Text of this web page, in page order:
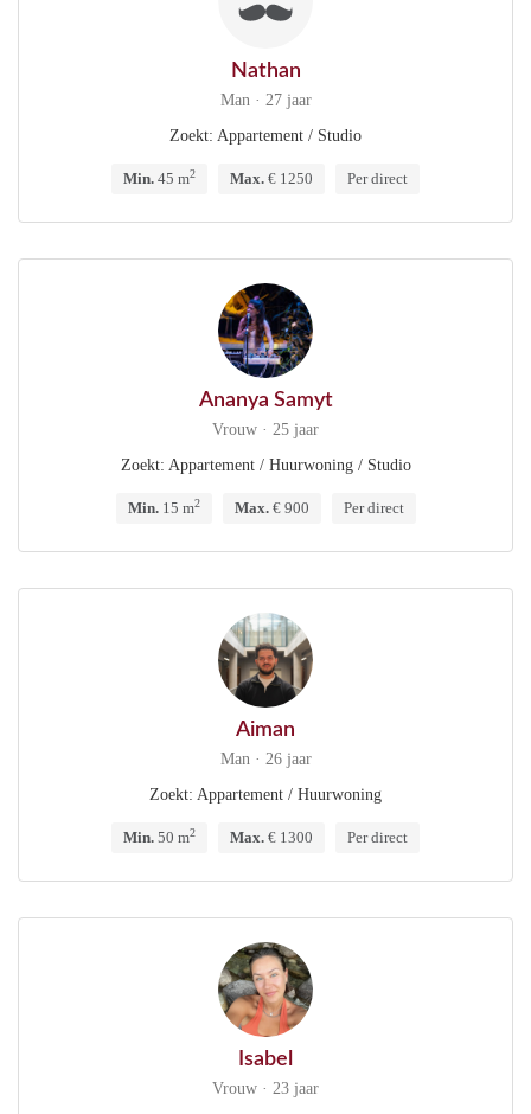
Nathan
Man · 27 jaar
Zoekt: Appartement / Studio
Min. 45 m2 Max. € 1250 Per direct
Ananya Samyt
Vrouw · 25 jaar
Zoekt: Appartement / Huurwoning / Studio
Min.15 m2 Max.€ 900 Per direct
Aiman
Man · 26 jaar
Zoekt: Appartement / Huurwoning
Min. 50 m2 Max. € 1300 Per direct
Isabel
Vrouw · 23 jaar